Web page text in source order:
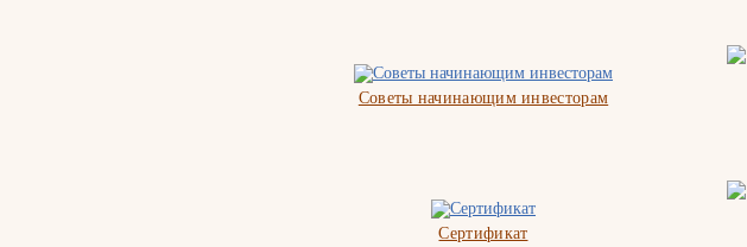
Советы начинающим инвесторам
Сертификат